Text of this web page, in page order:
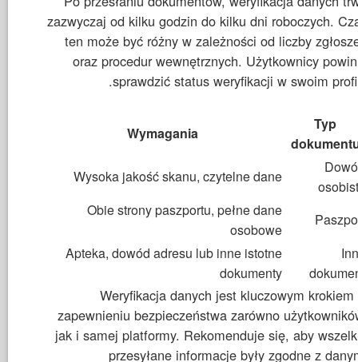
zazwyczaj od kilku godzin do kilku dni roboczych.
ten może być różny w zależności od liczby
oraz procedur wewnętrznych. Użytkownicy
sprawdzić status weryfikacji w swoim
Typ
Wymagania
Wysoka jakość skanu, czytelne dane
Obie strony paszportu, pełne dane
osobowe
Apteka, dowód adresu lub inne istotne
dokumenty
Weryfikacja danych jest kluczowym krokiem
zapewnieniu bezpieczeństwa zarówno
jak i samej platformy. Rekomenduje się, aby
przesyłane informacje były zgodne z